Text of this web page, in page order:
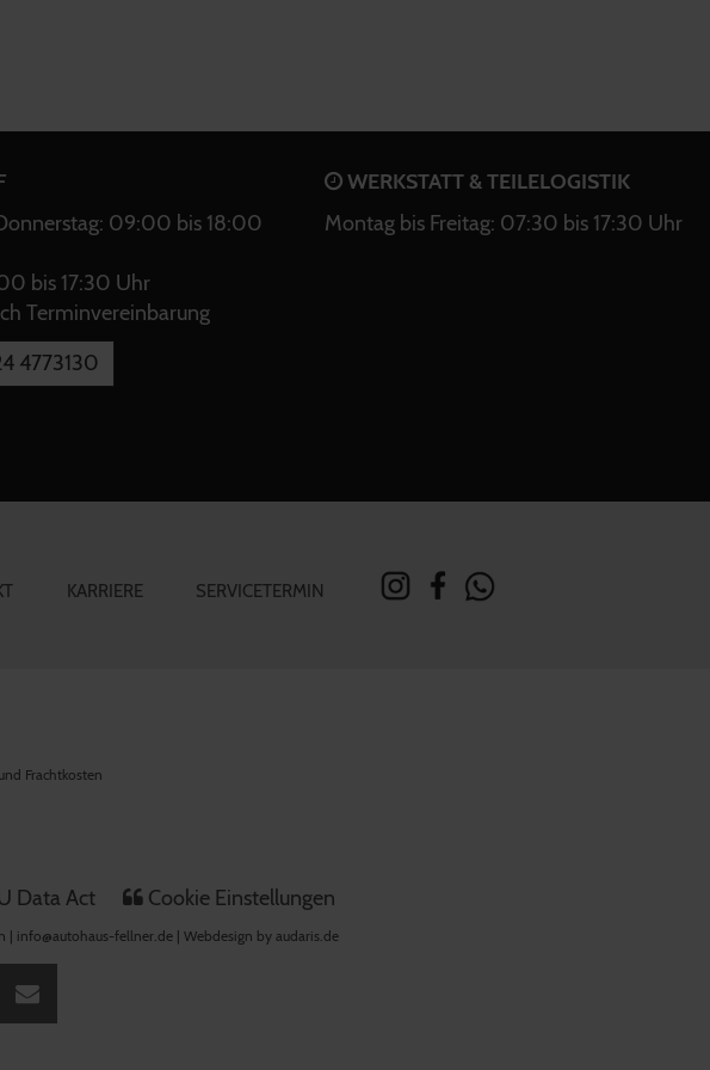
09:00 bis 18:00
bis 17:30 Uhr
Terminvereinbarung
4773130
WERKSTATT & TEILELOGISTIK
Montag bis Freitag: 07:30 bis 17:30 Uhr
KARRIERE SERVICETERMIN
Frachtkosten
Data Act Cookie Einstellungen
| info@autohaus-fellner.de | Webdesign by audaris.de